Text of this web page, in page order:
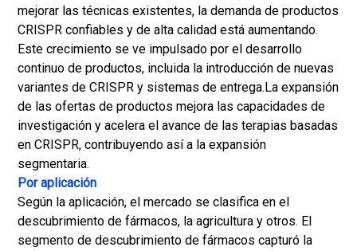
mejorar las técnicas existentes, la demanda de productos
CRISPR confiables y de alta calidad está aumentando.
Este crecimiento se ve impulsado por el desarrollo
continuo de productos, incluida la introducción de nuevas
variantes de CRISPR y sistemas de entrega.La expansión
de las ofertas de productos mejora las capacidades de
investigación y acelera el avance de las terapias basadas
en CRISPR, contribuyendo así a la expansión
segmentaria.
Por aplicación
Según la aplicación, el mercado se clasifica en el
descubrimiento de fármacos, la agricultura y otros. El
segmento de descubrimiento de fármacos capturó la